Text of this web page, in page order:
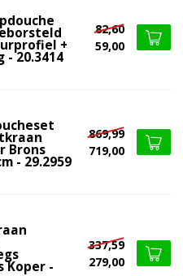
+
20.3414
82,60
59,00
Brons
- 29.2959
869,99
719,00
Koper -
337,59
279,00